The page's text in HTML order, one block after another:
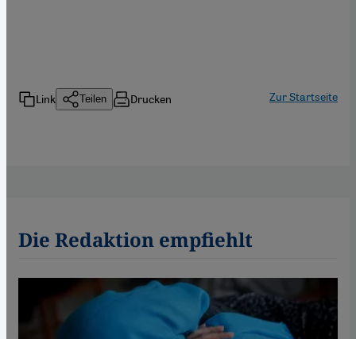
Link Teilen Drucken Zur Startseite
Die Redaktion empfiehlt